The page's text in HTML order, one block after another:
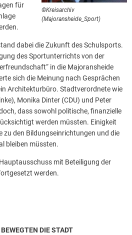
©Kreisarchiv
(Majoransheide_Sport)
für
dabei die Zukunft des Schulsports.
des Sportunterrichts von der
in die Majoransheide
sich die Meinung nach Gesprächen
Architekturbüro. Stadtverordnete wie
Monika Dinter (CDU) und Peter
dass sowohl politische, finanzielle
werden müssten. Einigkeit
zu den Bildungseinrichtungen und die
bleiben müssten.
mit Beteiligung der
werden.
DIE STADT